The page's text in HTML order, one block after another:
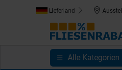
Lieferland
Alle Kategorien